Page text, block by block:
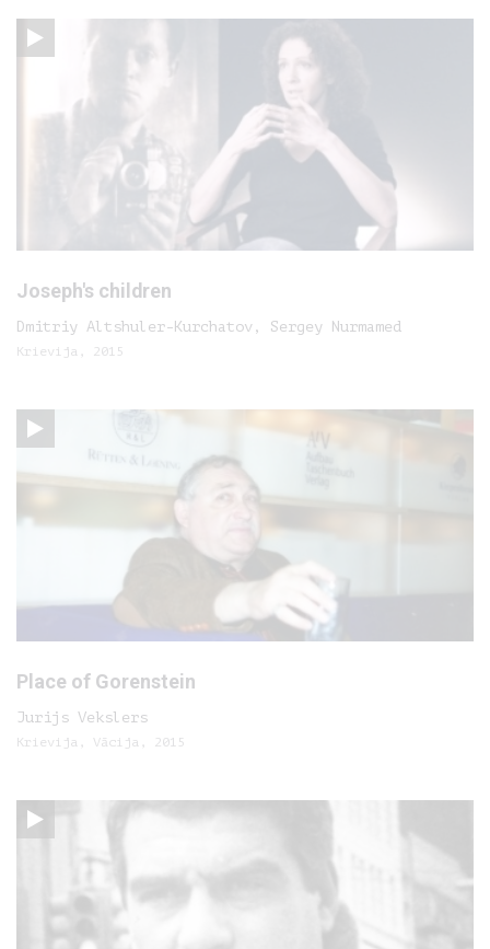
Joseph's children
Dmitriy Altshuler-Kurchatov, Sergey Nurmamed
Krievija, 2015
Place of Gorenstein
Jurijs Vekslers
Krievija, Vācija, 2015